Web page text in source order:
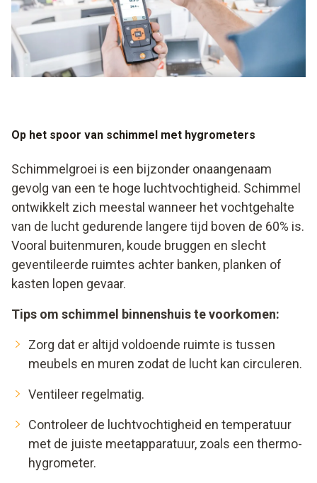
Op het spoor van schimmel met hygrometers
Schimmelgroei is een bijzonder onaangenaam
gevolg van een te hoge luchtvochtigheid. Schimmel
ontwikkelt zich meestal wanneer het vochtgehalte
van de lucht gedurende langere tijd boven de 60% is.
Vooral buitenmuren, koude bruggen en slecht
geventileerde ruimtes achter banken, planken of
kasten lopen gevaar.
Tips om schimmel binnenshuis te voorkomen:
Zorg dat er altijd voldoende ruimte is tussen
meubels en muren zodat de lucht kan circuleren.
Ventileer regelmatig.
Controleer de luchtvochtigheid en temperatuur
met de juiste meetapparatuur, zoals een thermo-
hygrometer.